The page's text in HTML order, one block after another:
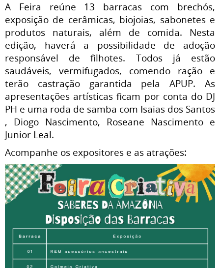
A Feira reúne 13 barracas com brechós,
exposição de cerâmicas, biojoias, sabonetes e
produtos naturais, além de comida. Nesta
edição, haverá a possibilidade de adoção
responsável de filhotes. Todos já estão
saudáveis, vermifugados, comendo ração e
terão castração garantida pela APUP. As
apresentações artísticas ficam por conta do DJ
PH e uma roda de samba com Isaias dos Santos
, Diogo Nascimento, Roseane Nascimento e
Junior Leal.
Acompanhe os expositores e as atrações: